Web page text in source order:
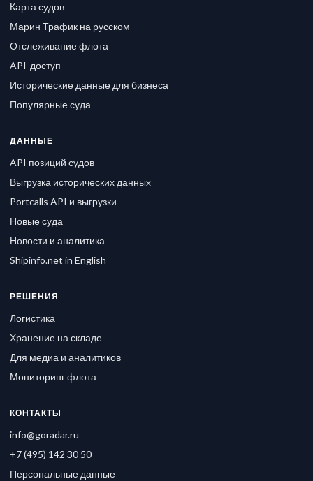
Карта судов
Марин Трафик на русском
Отслеживание флота
API-доступ
Исторические данные для бизнеса
Популярные суда
ДАННЫЕ
API позиций судов
Выгрузка исторических данных
Portcalls API и выгрузки
Новые суда
Новости и аналитика
Shipinfo.net in English
РЕШЕНИЯ
Логистика
Хранение на складе
Для медиа и аналитиков
Мониторинг флота
КОНТАКТЫ
info@goradar.ru
+7 (495) 142 30 50
Персональные данные